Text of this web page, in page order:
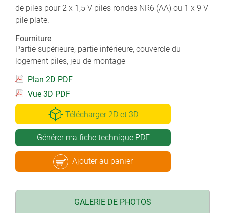
de piles pour 2 x 1,5 V piles rondes NR6 (AA) ou 1 x 9 V
pile plate.
Fourniture
Partie supérieure, partie inférieure, couvercle du
logement piles, jeu de montage
Plan 2D PDF
Vue 3D PDF
Télécharger 2D et 3D
Générer ma fiche technique PDF
Ajouter au panier
GALERIE DE PHOTOS